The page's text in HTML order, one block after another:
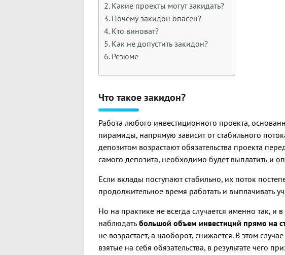
Какие проекты могут закидать?
Почему закидон опасен?
Кто виноват?
Как не допустить закидон?
Резюме
Что такое закидон?
Работа любого инвестиционного проекта,
пирамиды, напрямую зависит от стабильного
депозитом возрастают обязательства проекта
самого депозита, необходимо будет выплатить и
Если вклады поступают стабильно, их поток
продолжительное время работать и выплачивать
Но на практике не всегда случается именно так, и
наблюдать большой объем инвестиций прямо на
не возрастает, а наоборот, снижается. В этом
взятые на себя обязательства, в результате чего